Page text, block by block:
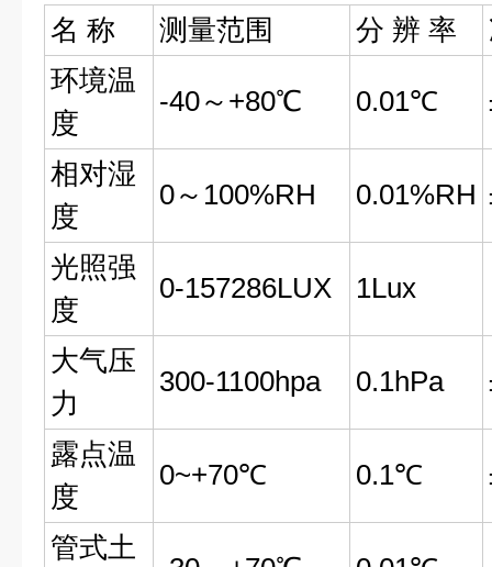
名 称
测量范围 分 辨 率
环境温
度
-40～+80℃ 0.01℃
相对湿
度
0～100%RH 0.01%RH
光照强
度
0-157286LUX 1Lux
大气压
力
300-1100hpa 0.1hPa
露点温
度
0~+70℃ 0.1℃
管式土